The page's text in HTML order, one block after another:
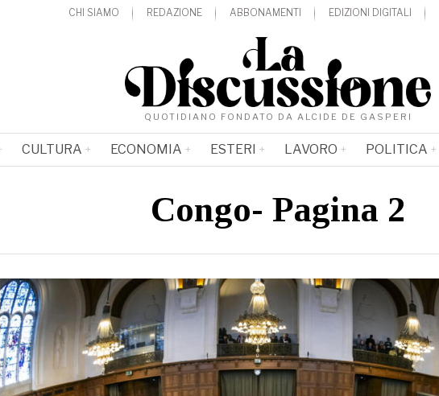
CHI SIAMO REDAZIONE ABBONAMENTI EDIZIONI DIGITALI
QUOTIDIANO FONDATO DA ALCIDE DE GASPERI
CULTURA ECONOMIA ESTERI LAVORO POLITICA
Congo- Pagina 2